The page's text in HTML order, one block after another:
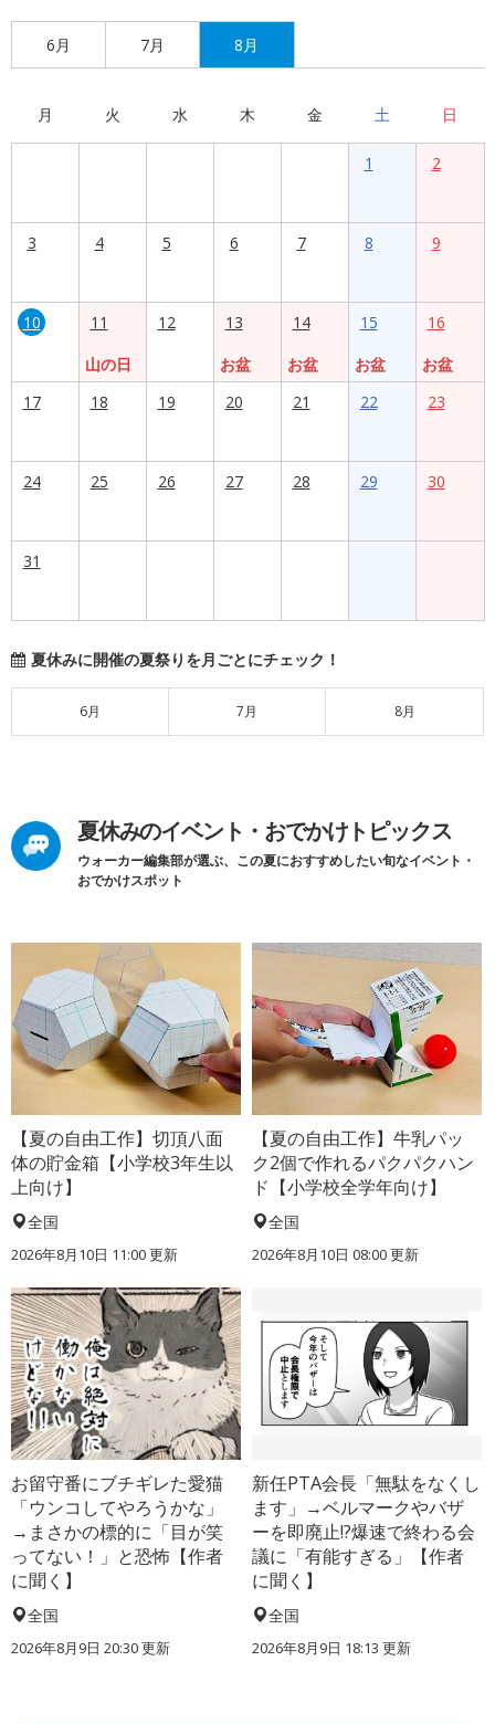
6月 7月 8月
月 火 水 木 金 土 日
1 2
3 4 5 6 7 8 9
10
11
山の日
12
13
お盆
14
お盆
15
お盆
16
お盆
17
18 19 20 21 22 23
24 25 26 27 28 29 30
31
夏休みに開催の夏祭りを月ごとにチェック！
6月 7月 8月
夏休みのイベント・おでかけトピックス
ウォーカー編集部が選ぶ、この夏におすすめしたい旬なイベント・
おでかけスポット
【夏の自由工作】切頂八面
体の貯金箱【小学校3年生以
上向け】
全国
2026年8月10日 11:00更新
【夏の自由工作】牛乳パッ
ク2個で作れるパクパクハン
ド【小学校全学年向け】
全国
2026年8月10日 08:00更新
お留守番にブチギレた愛猫
「ウンコしてやろうかな」
→まさかの標的に「目が笑
ってない！」と恐怖【作者
に聞く】
全国
2026年8月9日 20:30更新
新任PTA会長「無駄をなくし
ます」→ベルマークやバザ
ーを即廃止!?爆速で終わる会
議に「有能すぎる」【作者
に聞く】
全国
2026年8月9日 18:13 更新